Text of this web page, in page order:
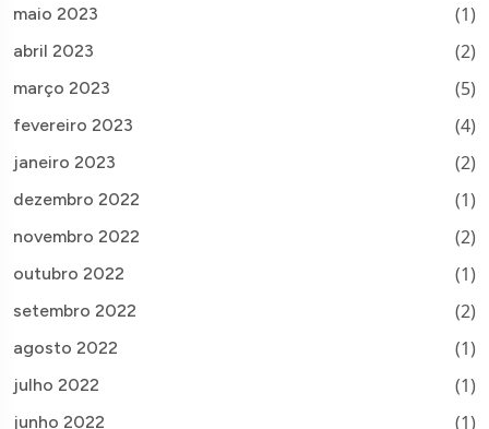
maio 2023 (1)
abril 2023 (2)
março 2023 (5)
fevereiro 2023 (4)
janeiro 2023 (2)
dezembro 2022 (1)
novembro 2022 (2)
outubro 2022 (1)
setembro 2022 (2)
agosto 2022 (1)
julho 2022 (1)
junho 2022 (1)